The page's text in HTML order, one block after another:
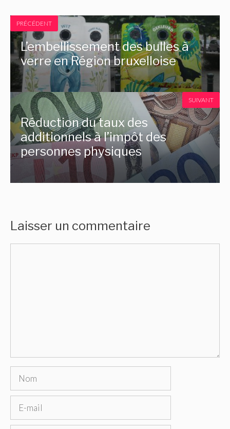
PRÉCÉDENT
L’embellissement des bulles à
verre en Région bruxelloise
Réduction du taux des
additionnels à l’impôt des
personnes physiques
SUIVANT
Laisser un commentaire
Nom